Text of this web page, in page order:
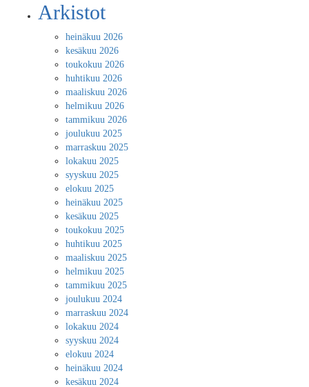
Arkistot
heinäkuu 2026
kesäkuu 2026
toukokuu 2026
huhtikuu 2026
maaliskuu 2026
helmikuu 2026
tammikuu 2026
joulukuu 2025
marraskuu 2025
lokakuu 2025
syyskuu 2025
elokuu 2025
heinäkuu 2025
kesäkuu 2025
toukokuu 2025
huhtikuu 2025
maaliskuu 2025
helmikuu 2025
tammikuu 2025
joulukuu 2024
marraskuu 2024
lokakuu 2024
syyskuu 2024
elokuu 2024
heinäkuu 2024
kesäkuu 2024